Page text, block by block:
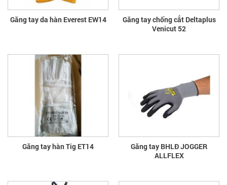
Găng tay da hàn Everest EW14
Găng tay chống cắt Deltaplus
Venicut 52
Găng tay hàn Tig ET14
Găng tay BHLĐ JOGGER
ALLFLEX